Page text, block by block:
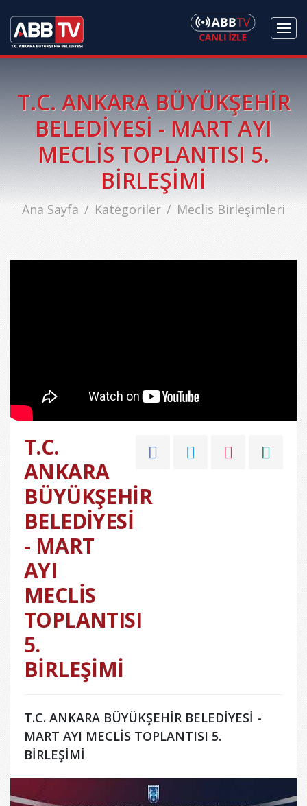
T.C. ANKARA BÜYÜKŞEHİR
BELEDİYESİ - MART AYI
MECLİS TOPLANTISI 5.
BİRLEŞİMİ
Ana Sayfa Kategoriler Meclis Birleşimleri
T.C.
ANKARA
BÜYÜKŞEHİR
BELEDİYESİ
- MART
AYI
MECLİS
TOPLANTISI
5.
BİRLEŞİMİ
T.C. ANKARA BÜYÜKŞEHİR BELEDİYESİ -
MART AYI MECLİS TOPLANTISI 5.
BİRLEŞİMİ